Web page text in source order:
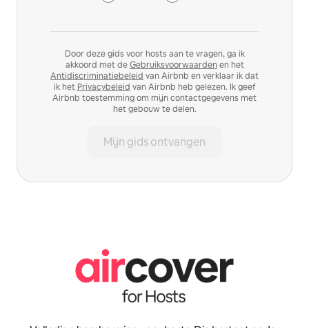
Door deze gids voor hosts aan te vragen, ga ik
akkoord met deGebruiksvoorwaarden en het
Antidiscriminatiebeleid van Airbnb en verklaar ik dat
ik het Privacybeleid van Airbnb heb gelezen. Ik geef
Airbnb toestemming om mijn contactgegevens met
het gebouw te delen.
Mijn gids ontvangen